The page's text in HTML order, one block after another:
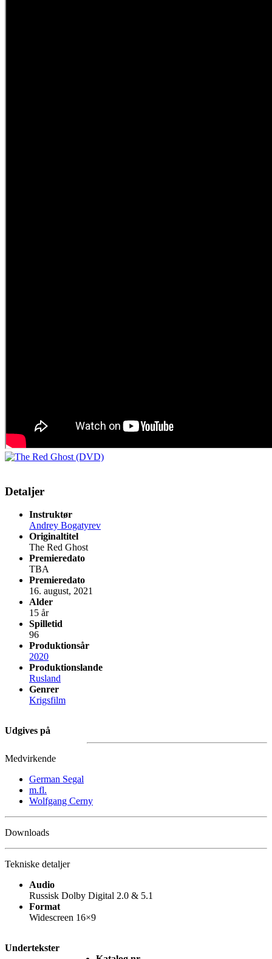
Detaljer
Instruktør
Andrey Bogatyrev
Originaltitel
The Red Ghost
Premieredato
TBA
Premieredato
16. august, 2021
Alder
15 år
Spilletid
96
Produktionsår
2020
Produktionslande
Rusland
Genrer
Krigsfilm
Udgives på
Medvirkende
German Segal
m.fl.
Wolfgang Cerny
Downloads
Tekniske detaljer
Audio
Russisk Dolby Digital 2.0 & 5.1
Format
Widescreen 16×9
Undertekster